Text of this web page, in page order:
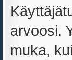
arvoosi.
muka,